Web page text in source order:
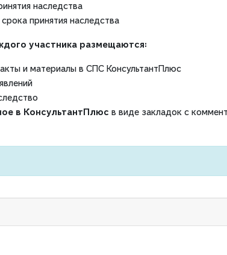
наследства
принятия наследства
участника размещаются:
и материалы в СПС КонсультантПлюс
в КонсультантПлюс в виде закладок с